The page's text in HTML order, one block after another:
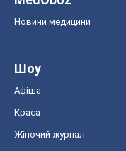
Новини медицини
Шоу
Афіша
Краса
Жіночий журнал